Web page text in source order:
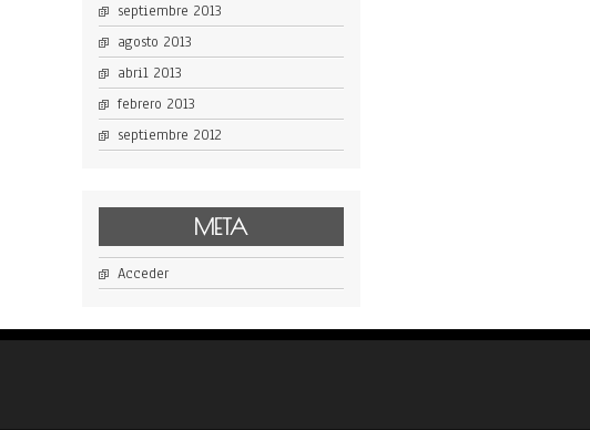
septiembre 2013
agosto 2013
abril 2013
febrero 2013
septiembre 2012
META
Acceder